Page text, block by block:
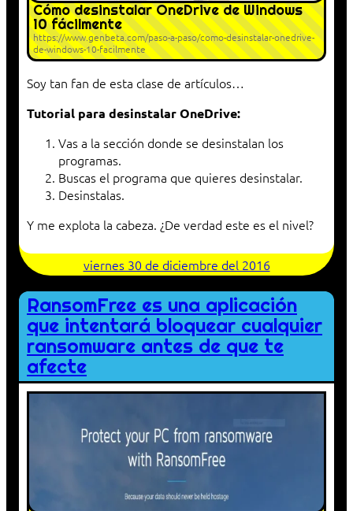
Cómo desinstalar OneDrive de Windows
10 fácilmente
https://www.genbeta.com/paso-a-paso/como-desinstalar-onedrive-
de-windows-10-facilmente
Soy tan fan de esta clase de artículos…
Tutorial para desinstalar OneDrive:
Vas a la sección donde se desinstalan los
programas.
Buscas el programa que quieres desinstalar.
Desinstalas.
Y me explota la cabeza. ¿De verdad este es el nivel?
viernes 30 de diciembre del 2016
RansomFree es una aplicación
que intentará bloquear cualquier
ransomware antes de que te
afecte